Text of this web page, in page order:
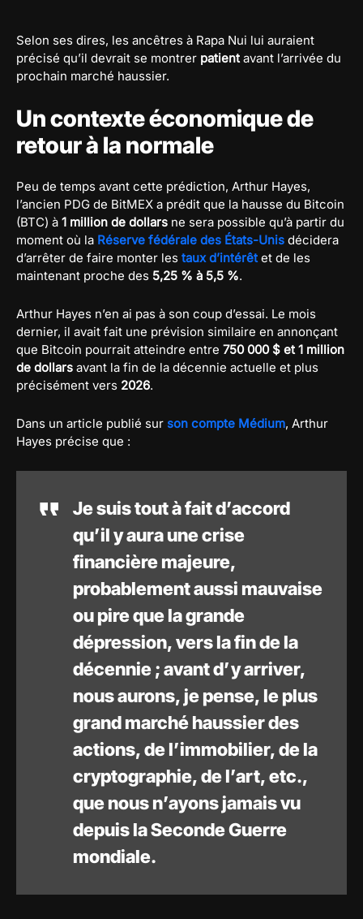
Selon ses dires, les ancêtres à Rapa Nui lui auraient
précisé qu’il devrait se montrer patientavant l’arrivée du
prochain marché haussier.
Un contexte économique de
retour à la normale
Peu de temps avant cette prédiction, Arthur Hayes,
l’ancien PDG de BitMEX a prédit que la hausse du Bitcoin
(BTC) à 1 million de dollars ne sera possible qu’à partir du
moment où la Réserve fédérale des États-Unis décidera
d’arrêter de faire monter les taux d’intérêtet de les
maintenant proche des 5,25 % à 5,5 %.
Arthur Hayes n’en ai pas à son coup d’essai. Le mois
dernier, il avait fait une prévision similaire en annonçant
que Bitcoin pourrait atteindre entre 750 000 $ et 1 million
de dollars avant la fin de la décennie actuelle et plus
précisément vers 2026.
Dans un article publié sur son compte Médium, Arthur
Hayes précise que :
Je suis tout à fait d’accord
qu’il y aura une crise
financière majeure,
probablement aussi mauvaise
ou pire que la grande
dépression, vers la fin de la
décennie ; avant d’y arriver,
nous aurons, je pense, le plus
grand marché haussier des
actions, de l’immobilier, de la
cryptographie, de l’art, etc.,
que nous n’ayons jamais vu
depuis la Seconde Guerre
mondiale.